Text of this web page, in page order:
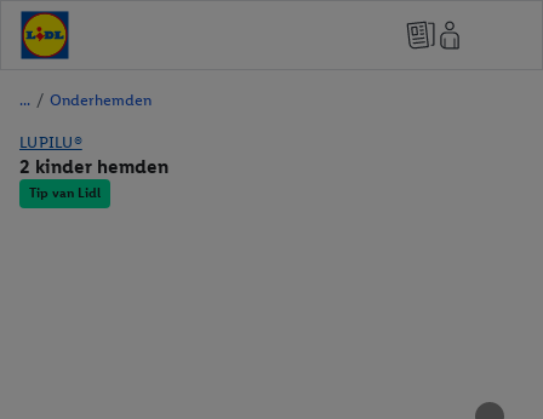
/ Onderhemden
LUPILU®
2 kinder hemden
Tip van Lidl